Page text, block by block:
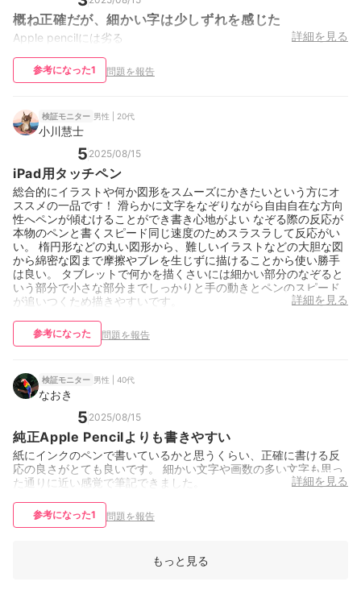
概ね正確だが、細かい字は少しずれを感じた
Apple pencilには劣る 詳細を見る
参考になった1 問題を報告
検証モニター 男性 | 20代
小川慧士
5 2025/08/15
iPad用タッチペン
総合的にイラストや何か図形をスムーズにかきたいという方にオ
ススメの一品です！ 滑らかに文字をなぞりながら自由自在な方向
性へペンが傾むけることができ書き心地がよい なぞる際の反応が
本物のペンと書くスピード同じ速度のためスラスラして反応がい
い。 楕円形などの丸い図形から、難しいイラストなどの大胆な図
から綿密な図まで摩擦やブレを生じずに描けることから使い勝手
は良い。 タブレットで何かを描くさいには細かい部分のなぞると
いう部分で小さな部分までしっかりと手の動きとペンのスピード
が追いつくため描きやすいです。
詳細を見る
参考になった 問題を報告
検証モニター 男性 | 40代
なおき
5 2025/08/15
純正Apple Pencilよりも書きやすい
紙にインクのペンで書いているかと思うくらい、正確に書ける反
応の良さがとても良いです。 細かい文字や画数の多い文字も思っ
た通りに近い感覚で筆記できました。
詳細を見る
参考になった1 問題を報告
もっと見る